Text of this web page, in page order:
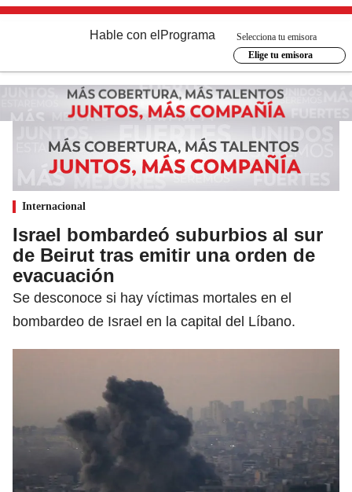
Hable con el Programa
Selecciona tu emisora
Elige tu emisora
Internacional
Israel bombardeó suburbios al sur
de Beirut tras emitir una orden de
evacuación
Se desconoce si hay víctimas mortales en el
bombardeo de Israel en la capital del Líbano.